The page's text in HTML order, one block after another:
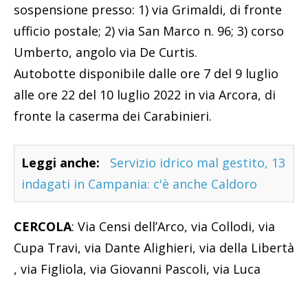
sospensione presso: 1) via Grimaldi, di fronte
ufficio postale; 2) via San Marco n. 96; 3) corso
Umberto, angolo via De Curtis.
Autobotte disponibile dalle ore 7 del 9 luglio
alle ore 22 del 10 luglio 2022 in via Arcora, di
fronte la caserma dei Carabinieri.
Leggi anche:
Servizio idrico mal gestito, 13
indagati in Campania: c'è anche Caldoro
CERCOLA: Via Censi dell’Arco, via Collodi, via
Cupa Travi, via Dante Alighieri, via della Libertà
, via Figliola, via Giovanni Pascoli, via Luca